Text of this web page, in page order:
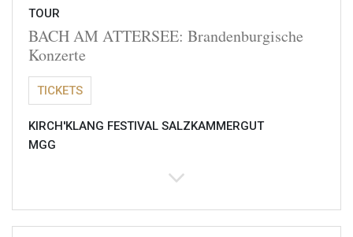
TOUR
BACH AM ATTERSEE: Brandenburgische
Konzerte
TICKETS
KIRCH'KLANG FESTIVAL SALZKAMMERGUT
MGG